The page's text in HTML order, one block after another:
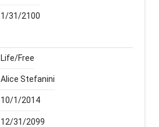
1/31/2100
Life/Free
Alice Stefanini
10/1/2014
12/31/2099